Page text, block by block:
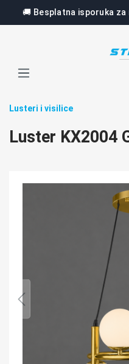
sadržaj
🚚 Besplatna isporuka za
Lusteri i visilice
Luster KX2004